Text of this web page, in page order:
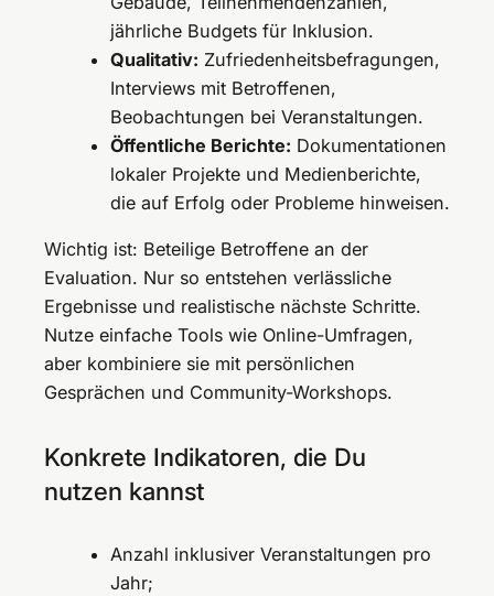
jährliche Budgets für Inklusion.
Qualitativ: Zufriedenheitsbefragungen,
Interviews mit Betroffenen,
Beobachtungen bei Veranstaltungen.
Öffentliche Berichte: Dokumentationen
lokaler Projekte und Medienberichte,
die auf Erfolg oder Probleme hinweisen.
Wichtig ist: Beteilige Betroffene an der
Evaluation. Nur so entstehen verlässliche
Ergebnisse und realistische nächste Schritte.
Nutze einfache Tools wie Online-Umfragen,
aber kombiniere sie mit persönlichen
Gesprächen und Community-Workshops.
Konkrete Indikatoren, die Du
nutzen kannst
Anzahl inklusiver Veranstaltungen pro
Jahr;